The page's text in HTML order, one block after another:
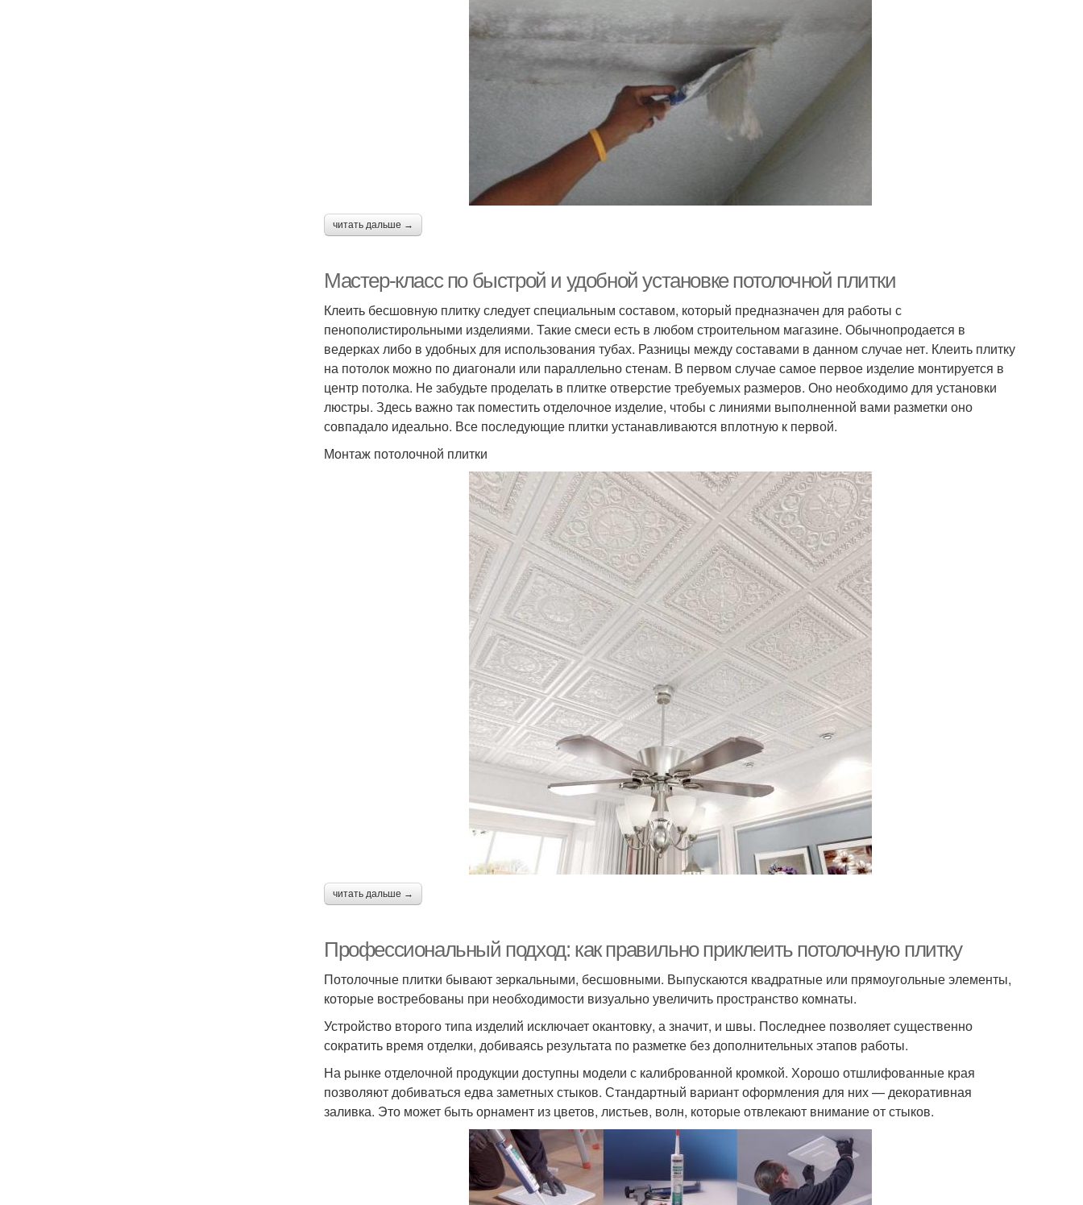
читать дальше →
Мастер-класс по быстрой и удобной установке потолочной плитки
Клеить бесшовную плитку следует специальным составом, который предназначен для работы с
пенополистирольными изделиями. Такие смеси есть в любом строительном магазине. Обычнопродается в
ведерках либо в удобных для использования тубах. Разницы между составами в данном случае нет. Клеить плитку
на потолок можно по диагонали или параллельно стенам. В первом случае самое первое изделие монтируется в
центр потолка. Не забудьте проделать в плитке отверстие требуемых размеров. Оно необходимо для установки
люстры. Здесь важно так поместить отделочное изделие, чтобы с линиями выполненной вами разметки оно
совпадало идеально. Все последующие плитки устанавливаются вплотную к первой.
Монтаж потолочной плитки
читать дальше →
Профессиональный подход: как правильно приклеить потолочную плитку
Потолочные плитки бывают зеркальными, бесшовными. Выпускаются квадратные или прямоугольные элементы,
которые востребованы при необходимости визуально увеличить пространство комнаты.
Устройство второго типа изделий исключает окантовку, а значит, и швы. Последнее позволяет существенно
сократить время отделки, добиваясь результата по разметке без дополнительных этапов работы.
На рынке отделочной продукции доступны модели с калиброванной кромкой. Хорошо отшлифованные края
позволяют добиваться едва заметных стыков. Стандартный вариант оформления для них — декоративная
заливка. Это может быть орнамент из цветов, листьев, волн, которые отвлекают внимание от стыков.